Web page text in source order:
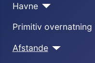
Havne
Primitiv overnatning
Afstande